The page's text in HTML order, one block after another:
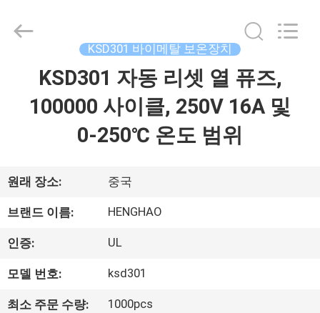
소
개
2026
KSD301 바이메탈 보온장치
KSD301 자동 리셋 열 퓨즈,
100000 사이클, 250V 16A 및
0-250℃ 온도 범위
원래 장소: 중국
브랜드 이름: HENGHAO
인증: UL
모델 번호: ksd301
최소 주문 수량: 1000pcs